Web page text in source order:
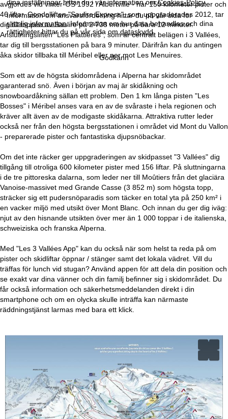
dina inställningar hittar du i vår information omCookies-Policy.
Information om ansvarsfördelning hittar du på vår sida för
rättslig information. Information om hur data behandlas och dina
rättigheter hittar du på vår sida omdataskydd.
Godkänn
avgjordes vid vinter-OS 1992 i Albertville - har 150 kilometer pister och
46 liftar. Gondolliften "Saulire Express", som uppgraderades 2012, tar
dig till toppen av Saulire på 2 738 meter på bara 12 minuter.
Anslutningsliften "Les Plattières", som är centralt belägen i 3 Vallées,
tar dig till bergsstationen på bara 9 minuter. Därifrån kan du antingen
åka skidor tillbaka till Méribel eller ner mot Les Menuires.
Som ett av de högsta skidområdena i Alperna har skidområdet
garanterad snö. Även i början av maj är skidåkning och
snowboardåkning sällan ett problem. Den 1 km långa pisten "Les
Bosses" i Méribel anses vara en av de svåraste i hela regionen och
kräver allt även av de modigaste skidåkarna. Attraktiva rutter leder
också ner från den högsta bergsstationen i området vid Mont du Vallon
- preparerade pister och fantastiska djupsnöbackar.
Om det inte räcker ger uppgraderingen av skidpasset "3 Vallées" dig
tillgång till otroliga 600 kilometer pister med 156 liftar. På sluttningarna
i de tre pittoreska dalarna, som leder ner till Moûtiers från det glaciära
Vanoise-massivet med Grande Casse (3 852 m) som högsta topp,
sträcker sig ett pudersnöparadis som täcker en total yta på 250 km² i
en vacker miljö med utsikt över Mont Blanc. Och innan du ger dig iväg:
njut av den hisnande utsikten över mer än 1 000 toppar i de italienska,
schweiziska och franska Alperna.
Med "Les 3 Vallées App" kan du också när som helst ta reda på om
pister och skidliftar öppnar / stänger samt det lokala vädret. Vill du
träffas för lunch vid stugan? Använd appen för att dela din position och
se exakt var dina vänner och din familj befinner sig i skidområdet. Du
får också information och säkerhetsmeddelanden direkt i din
smartphone och om en olycka skulle inträffa kan närmaste
räddningstjänst larmas med bara ett klick.